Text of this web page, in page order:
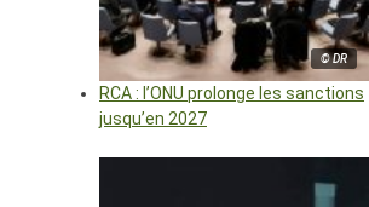
© DR
RCA : l’ONU prolonge les sanctions
jusqu’en 2027